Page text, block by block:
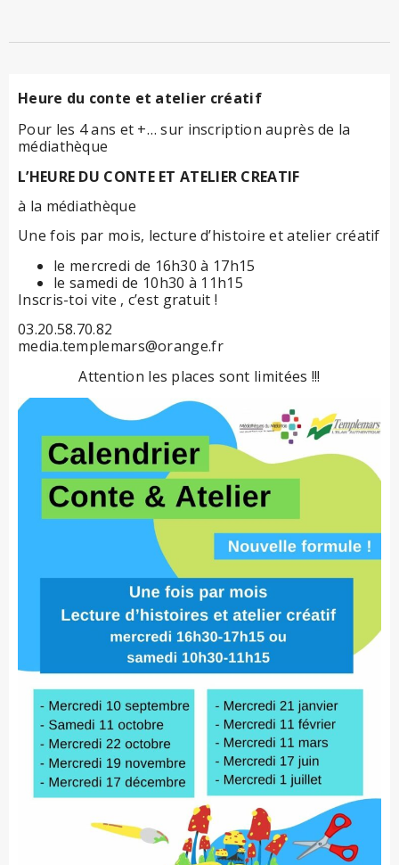
Heure du conte et atelier créatif
Pour les 4 ans et +… sur inscription auprès de la
médiathèque
L’HEURE DU CONTE ET ATELIER CREATIF
à la médiathèque
Une fois par mois, lecture d’histoire et atelier créatif
le mercredi de 16h30 à 17h15
le samedide 10h30 à 11h15
Inscris-toi vite , c’est gratuit !
03.20.58.70.82
media.templemars@orange.fr
Attention les places sont limitées !!!